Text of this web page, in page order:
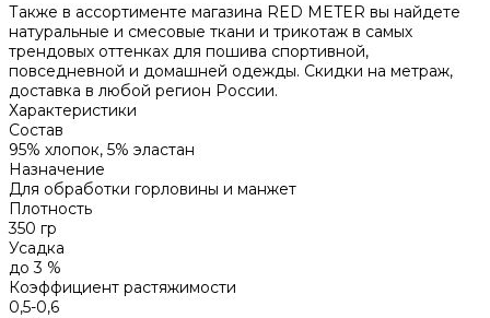
Также в ассортименте магазина RED METER вы найдете
натуральные и смесовые ткани и трикотаж в самых
трендовых оттенках для пошива спортивной,
повседневной и домашней одежды. Скидки на метраж,
доставка в любой регион России.
Характеристики
Состав
95% хлопок, 5% эластан
Назначение
Для обработки горловины и манжет
Плотность
350 гр
Усадка
до 3 %
Коэффициент растяжимости
0,5-0,6